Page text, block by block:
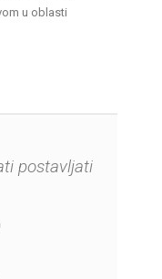
u oblasti
postavljati
poput
naprave
osposobiti
njihove
da se
podmire